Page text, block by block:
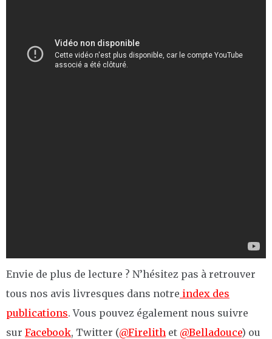
Envie de plus de lecture ? N’hésitez pas à retrouver
tous nos avis livresques dans notre index des
publications. Vous pouvez également nous suivre
sur Facebook, Twitter (@Firelith et @Belladouce) ou